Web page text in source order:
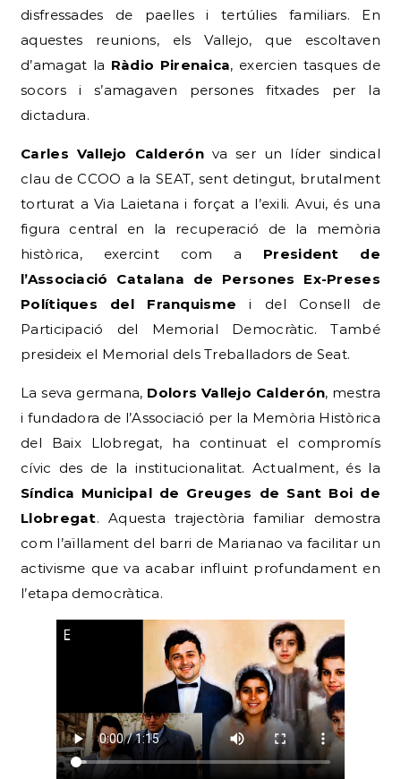
disfressades de paelles i tertúlies familiars. En
aquestes reunions, els Vallejo, que escoltaven
d’amagat la Ràdio Pirenaica, exercien tasques de
socors i s’amagaven persones fitxades per la
dictadura.
Carles Vallejo Calderónva ser un líder sindical
clau de CCOO a la SEAT, sent detingut, brutalment
torturat a Via Laietana i forçat a l’exili. Avui, és una
figura central en la recuperació de la memòria
històrica, exercint com a President de
l’Associació Catalana de Persones Ex-Preses
Polítiques del Franquisme i del Consell de
Participació del Memorial Democràtic. També
presideix el Memorial dels Treballadors de Seat.
La seva germana, Dolors Vallejo Calderón, mestra
i fundadora de l’Associació per la Memòria Històrica
del Baix Llobregat, ha continuat el compromís
cívic des de la institucionalitat. Actualment, és la
Síndica Municipal de Greuges de Sant Boi de
Llobregat. Aquesta trajectòria familiar demostra
com l’aïllament del barri de Marianao va facilitar un
activisme que va acabar influint profundament en
l’etapa democràtica.